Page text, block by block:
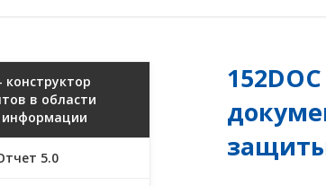
конструктор
в области
5.0